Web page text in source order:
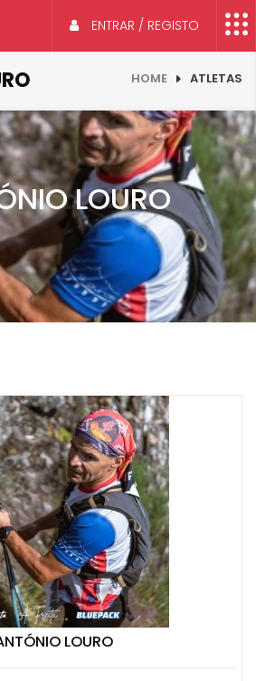
ENTRAR / REGISTO
HOME ATLETAS
LOURO
LOURO